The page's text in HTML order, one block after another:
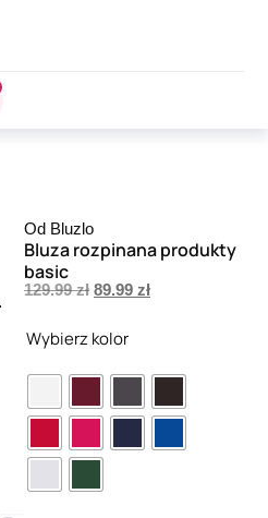
Od Bluzlo
Bluza rozpinana produkty
basic
129.99zł 89.99 zł
Wybierz kolor